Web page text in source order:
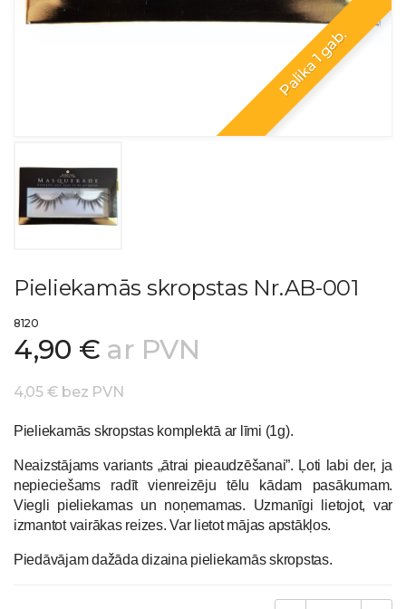
Palika 1 gab.
Pieliekamās skropstas Nr.AB-001
8120
4,90 € ar PVN
4,05 € bez PVN
Pieliekamās skropstas komplektā ar līmi (1g).
Neaizstājams variants „ātrai pieaudzēšanai”. Ļoti labi der, ja
nepieciešams radīt vienreizēju tēlu kādam pasākumam.
Viegli pieliekamas un noņemamas. Uzmanīgi lietojot, var
izmantot vairākas reizes. Var lietot mājas apstākļos.
Piedāvājam dažāda dizaina pieliekamās skropstas.